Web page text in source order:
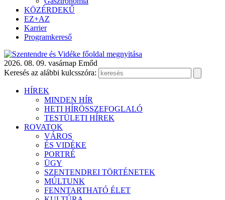
KÖZÉRDEKŰ
EZ+AZ
Karrier
Programkereső
2026. 08. 09. vasárnap Emőd
Keresés az alábbi kulcsszóra:
HÍREK
MINDEN HÍR
HETI HÍRÖSSZEFOGLALÓ
TESTÜLETI HÍREK
ROVATOK
VÁROS
ÉS VIDÉKE
PORTRÉ
ÜGY
SZENTENDREI TÖRTÉNETEK
MÚLTUNK
FENNTARTHATÓ ÉLET